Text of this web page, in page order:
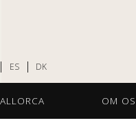
ES DK
OM